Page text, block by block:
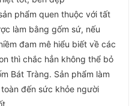
phẩm quen thuộc với tất
làm bằng gốm sứ, nếu
đam mê hiểu biết về các
thì chắc hẳn không thể bỏ
Bát Tràng. Sản phẩm làm
đến sức khỏe người